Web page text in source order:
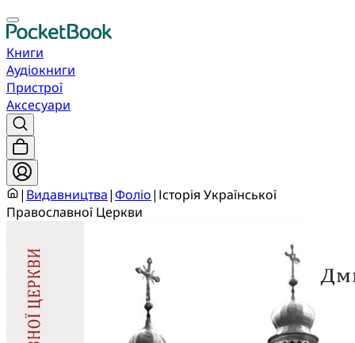
Книги
Аудіокниги
Пристрої
Аксесуари
| Видавництва|Фоліо| Історія Української
Православної Церкви